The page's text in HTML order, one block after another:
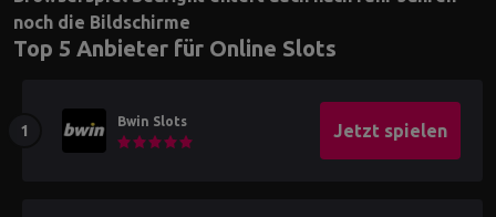
noch die Bildschirme
Top 5 Anbieter für Online Slots
Bwin Slots Jetzt spielen